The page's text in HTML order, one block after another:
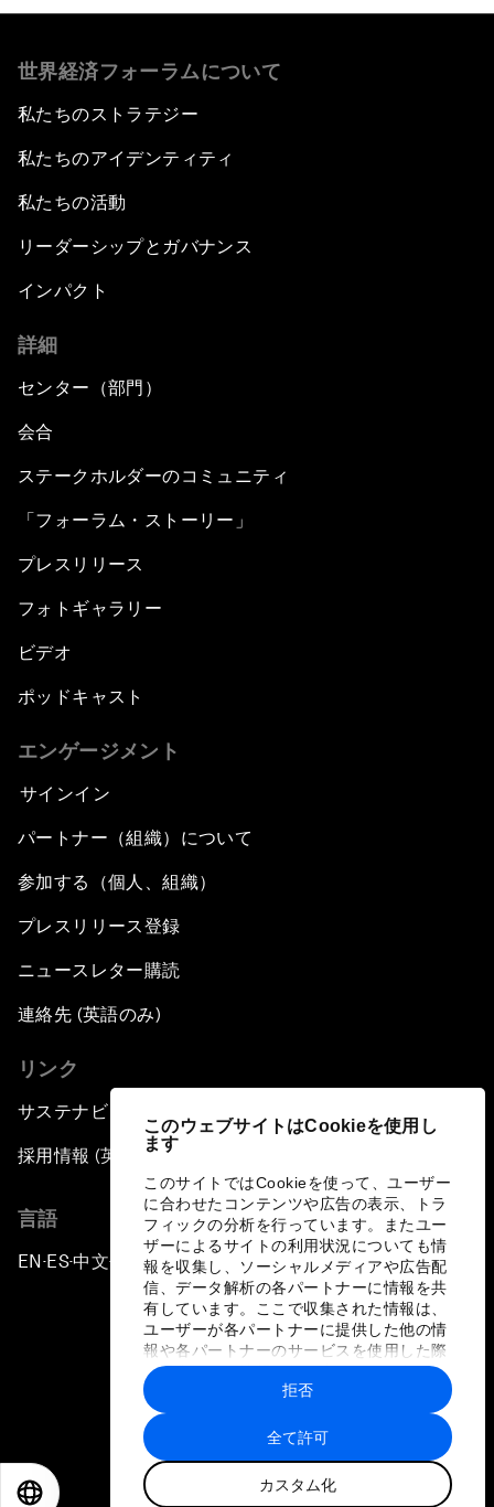
このウェブサイトはCookieを使用し
ます
このサイトではCookieを使って、ユーザー
に合わせたコンテンツや広告の表示、トラ
フィックの分析を行っています。またユー
ザーによるサイトの利用状況についても情
報を収集し、ソーシャルメディアや広告配
信、データ解析の各パートナーに情報を共
有しています。ここで収集された情報は、
ユーザーが各パートナーに提供した他の情
報や各パートナーのサービスを使用した際
に収集された情報と組み合わされ、各パー
トナーによって使用されることがありま
す。
全て許可
カスタム化
拒否
世界経済フォーラムについて
私たちのストラテジー
私たちのアイデンティティ
私たちの活動
リーダーシップとガバナンス
インパクト
詳細
センター（部門）
会合
ステークホルダーのコミュニティ
「フォーラム・ストーリー」
プレスリリース
フォトギャラリー
ビデオ
ポッドキャスト
エンゲージメント
サインイン
パートナー（組織）について
参加する（個人、組織）
プレスリリース登録
ニュースレター購読
連絡先 (英語のみ)
リンク
サステナビリティへの取り組み
採用情報 (英語のみ)
言語
EN ▪ES▪中文▪ 日本語
プライバシーポリシーと利用規約
サイトマップ
©
世界経済フォーラム